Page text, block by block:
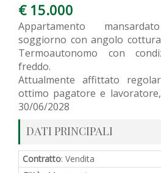
€ 15.000
Appartamento
soggiorno con angolo
Termoautonomo con
freddo.
Attualmente affittato
ottimo pagatore e
30/06/2028
DATI PRINCIPALI
Contratto: Vendita